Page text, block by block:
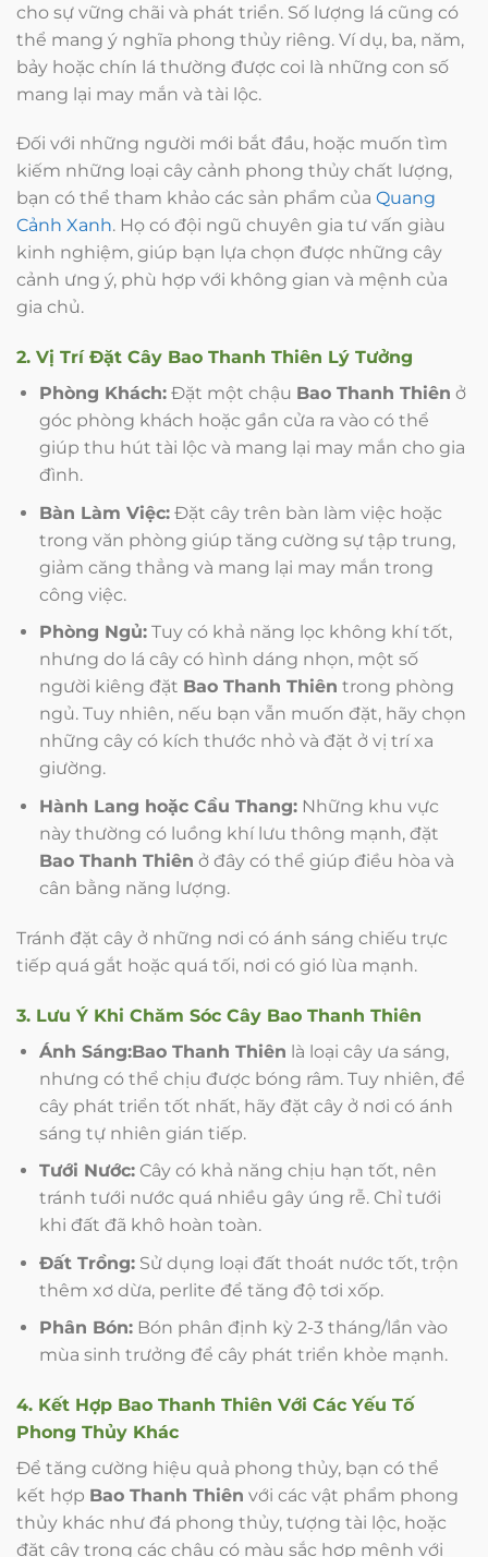
cho sự vững chãi và phát triển. Số lượng lá cũng có
thể mang ý nghĩa phong thủy riêng. Ví dụ, ba, năm,
bảy hoặc chín lá thường được coi là những con số
mang lại may mắn và tài lộc.
Đối với những người mới bắt đầu, hoặc muốn tìm
kiếm những loại cây cảnh phong thủy chất lượng,
bạn có thể tham khảo các sản phẩm của Quang
Cảnh Xanh. Họ có đội ngũ chuyên gia tư vấn giàu
kinh nghiệm, giúp bạn lựa chọn được những cây
cảnh ưng ý, phù hợp với không gian và mệnh của
gia chủ.
2. Vị Trí Đặt Cây Bao Thanh Thiên Lý Tưởng
Phòng Khách:Đặt một chậu Bao Thanh Thiên ở
góc phòng khách hoặc gần cửa ra vào có thể
giúp thu hút tài lộc và mang lại may mắn cho gia
đình.
Bàn Làm Việc:Đặt cây trên bàn làm việc hoặc
trong văn phòng giúp tăng cường sự tập trung,
giảm căng thẳng và mang lại may mắn trong
công việc.
Phòng Ngủ:Tuy có khả năng lọc không khí tốt,
nhưng do lá cây có hình dáng nhọn, một số
người kiêng đặt Bao Thanh Thiên trong phòng
ngủ. Tuy nhiên, nếu bạn vẫn muốn đặt, hãy chọn
những cây có kích thước nhỏ và đặt ở vị trí xa
giường.
Hành Lang hoặc Cầu Thang:Những khu vực
này thường có luồng khí lưu thông mạnh, đặt
Bao Thanh Thiên ở đây có thể giúp điều hòa và
cân bằng năng lượng.
Tránh đặt cây ở những nơi có ánh sáng chiếu trực
tiếp quá gắt hoặc quá tối, nơi có gió lùa mạnh.
3. Lưu Ý Khi Chăm Sóc Cây Bao Thanh Thiên
Ánh Sáng:Bao Thanh Thiên là loại cây ưa sáng,
nhưng có thể chịu được bóng râm. Tuy nhiên, để
cây phát triển tốt nhất, hãy đặt cây ở nơi có ánh
sáng tự nhiên gián tiếp.
Tưới Nước:Cây có khả năng chịu hạn tốt, nên
tránh tưới nước quá nhiều gây úng rễ. Chỉ tưới
khi đất đã khô hoàn toàn.
Đất Trồng:Sử dụng loại đất thoát nước tốt, trộn
thêm xơ dừa, perlite để tăng độ tơi xốp.
Phân Bón:Bón phân định kỳ 2-3 tháng/lần vào
mùa sinh trưởng để cây phát triển khỏe mạnh.
4. Kết Hợp Bao Thanh Thiên Với Các Yếu Tố
Phong Thủy Khác
Để tăng cường hiệu quả phong thủy, bạn có thể
kết hợp Bao Thanh Thiên với các vật phẩm phong
thủy khác như đá phong thủy, tượng tài lộc, hoặc
đặt cây trong các chậu có màu sắc hợp mệnh với